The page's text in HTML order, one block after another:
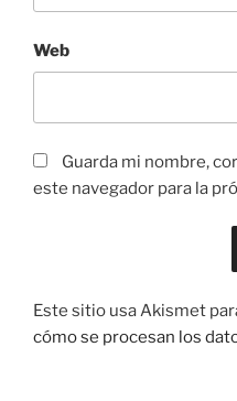
Web
Guarda mi nombre,
este navegador para la
Este sitio usa Akismet
cómo se procesan los